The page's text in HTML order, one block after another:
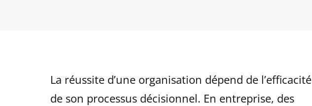
La réussite d’une organisation dépend de l’efficacité
de son processus décisionnel. En entreprise, des